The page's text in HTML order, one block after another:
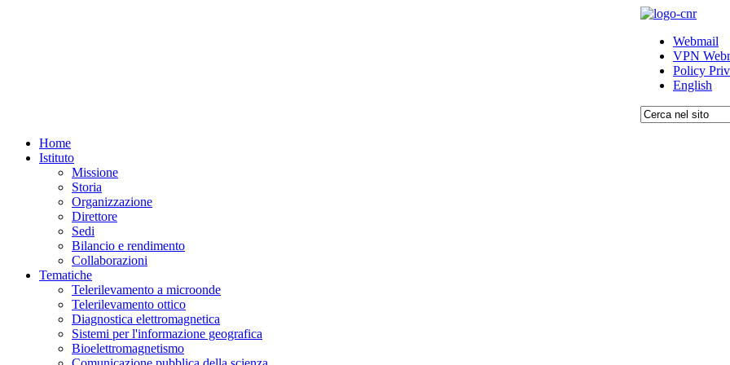
Webmail
VPN
Policy
English
Home
Istituto
Missione
Storia
Organizzazione
Direttore
Sedi
Bilancio e rendimento
Collaborazioni
Tematiche
Telerilevamento a microonde
Telerilevamento ottico
Diagnostica elettromagnetica
Sistemi per l'informazione geografica
Bioelettromagnetismo